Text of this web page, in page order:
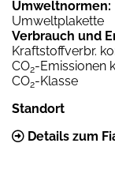
Umweltnormen:
Umweltplakette
Verbrauch und
Kraftstoffverbr.
CO2-Emissionen
CO2-Klasse
Standort
Details zum